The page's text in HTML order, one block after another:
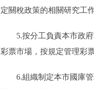
定關稅政策的相關研究工作
5.按分工負責本市政府
彩票市場，按規定管理彩票
6.組織制定本市國庫管